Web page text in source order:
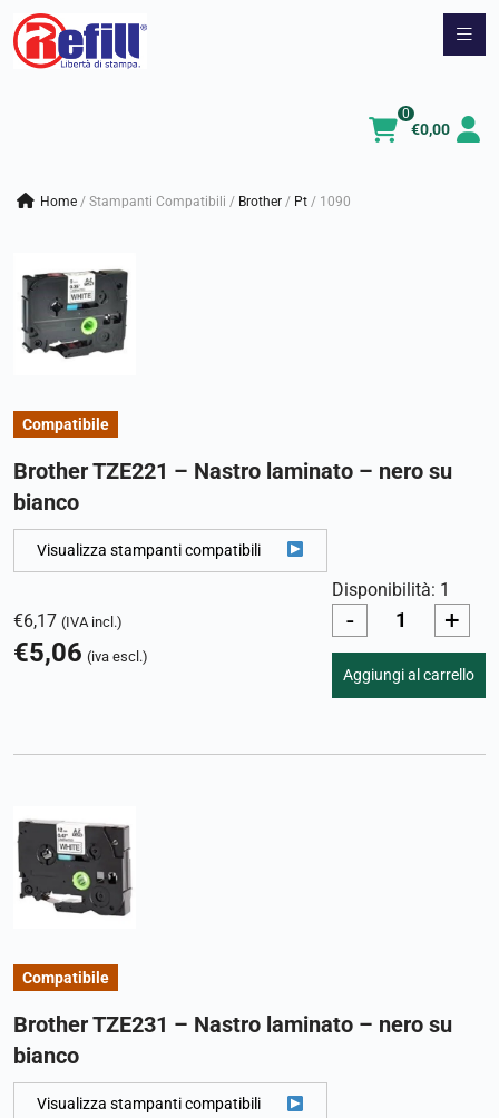
Vai
€0,00
0
Home / Stampanti Compatibili / brother / pt / 1090
Compatibile
Brother TZE221 – Nastro laminato – nero su
bianco
Visualizza stampanti compatibili
€6,17 (IVA incl.)
€5,06 (iva escl.)
Disponibilità: 1
- +
Aggiungi al carrello
Compatibile
Brother TZE231 – Nastro laminato – nero su
bianco
Visualizza stampanti compatibili